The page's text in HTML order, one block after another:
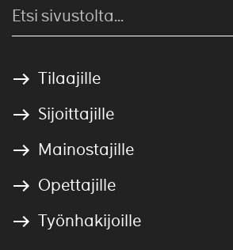
Tilaajille
Sijoittajille
Mainostajille
Opettajille
Työnhakijoille